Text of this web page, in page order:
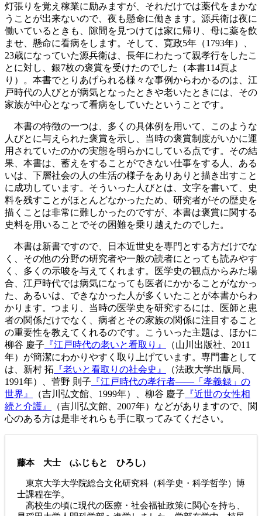
灯張りを覚え稼業に励みますが、それだけでは薬代をまかな
うことが出来ないので、夜も懸命に働きます。源兵衛は夜に
働いているときも、隙間を見つけては家に帰り、母に薬を飲
ませ、懸命に看病をします。そして、寛政5年（1793年）、
23歳になっていた源兵衛は、長年にわたって親孝行をしたこ
とに対し、銀7枚の褒賞を受けたのでした（本書114頁よ
り）。本書でとりあげられる様々な事例からわかるのは、江
戸時代の人びとが病気となったときや老いたときには、その
家族が中心となって看病をしていたということです。
本書の特徴の一つは、多くの具体例を用いて、このような
人びとに与えられた褒賞を示し、当時の褒賞制度がいかに運
用されていたのかの実態を明らかにしている点です。その結
果、本書は、蓄えをすることができない仕事をする人、ある
いは、下層社会の人の生活の様子をありありと描き出すこと
に成功しています。そういった人びとは、文字を書いて、史
料を残すことがほとんどなかったため、研究者がその歴史を
描くことは非常に難しかったのですが、本書は褒賞に関する
史料を用いることでその困難を乗り越えたのでした。
本書は新書ですので、日本近世史を専門とする方だけでな
く、その他の分野の研究者や一般の読者にとっても読みやす
く、多くの示唆を与えてくれます。医学史の観点からみた場
合、江戸時代では病気になっても医者にかかることがなかっ
た、あるいは、できなかった人が多くいたことが本書からわ
かります。つまり、当時の医学史を研究するには、医師と患
者の関係だけでなく、病者とその家族の関係に注目すること
の重要性を教えてくれるのです。こういった主題は、ほかに
柳谷 慶子 『江戸時代の老いと看取り』
（山川出版社、2011
年）が簡潔にわかりやすく取り上げています。専門書として
は、新村 拓 『老いと看取りの社会史』
（法政大学出版局、
1991年）、菅野 則子 『江戸時代の孝行者——「孝義録」の
世界』
（吉川弘文館、1999年）、柳谷 慶子 『近世の女性相
続と介護』
（吉川弘文館、2007年）などがありますので、関
心のある方は是非それらも手に取ってみてください。
藤本 大士 (ふじもと ひろし)
東京大学大学院総合文化研究科（科学史・科学哲学）博
士課程在学。
高校生の頃に現代の医療・社会福祉政策に関心を持ち、